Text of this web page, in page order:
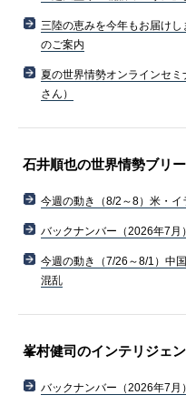
三陸の恵みを今年もお届けし
のご案内
夏の世界情勢オンラインセ
さん）
石井順也の世界情勢ブリ
今週の動き（8/2～8）米・イ
バックナンバー（2026年7月）
今週の動き（7/26～8/1）中
混乱
峯村健司のインテリジェ
バックナンバー（2026年7月）